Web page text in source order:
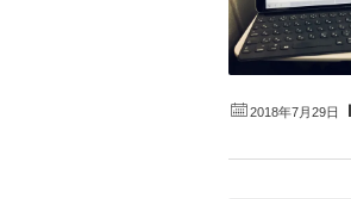
2018年7月29日